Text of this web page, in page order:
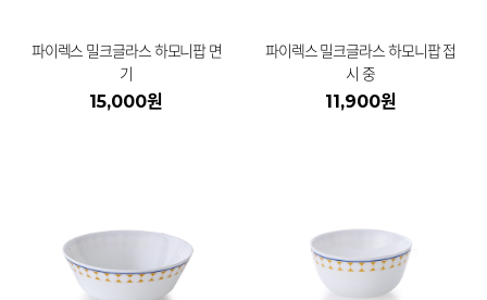
파이렉스 밀크글라스 하모니팝 면
기
15,000원
파이렉스 밀크글라스 하모니팝 접
시 중
11,900원